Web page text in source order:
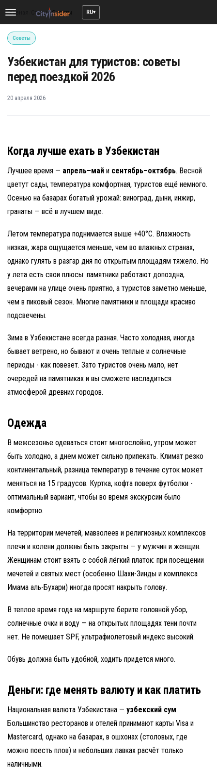
Toggle
RU
Главная Статьи/Советы
Советы
Узбекистан для туристов: советы
перед поездкой 2026
20 апреля 2026
Когда лучше ехать в Узбекистан
Лучшее время — апрель–май и сентябрь–октябрь. Весной
цветут сады, температура комфортная, туристов ещё немного.
Осенью на базарах богатый урожай: виноград, дыни, инжир,
гранаты — всё в лучшем виде.
Летом температура поднимается выше +40°C. Влажность
низкая, жара ощущается меньше, чем во влажных странах,
однако гулять в разгар дня по открытым площадям тяжело. Но
у лета есть свои плюсы: памятники работают допоздна,
вечерами на улице очень приятно, а туристов заметно меньше,
чем в пиковый сезон. Многие памятники и площади красиво
подсвечены.
Зима в Узбекистане всегда разная. Часто холодная, иногда
бывает ветрено, но бывают и очень теплые и солнечные
периоды - как повезет. Зато туристов очень мало, нет
очередей на памятниках и вы сможете насладиться
атмосферой древних городов.
Одежда
В межсезонье одеваться стоит многослойно, утром может
быть холодно, а днем может сильно припекать. Климат резко
континентальный, разница температур в течение суток может
меняться на 15 градусов. Куртка, кофта поверх футболки -
оптимальный вариант, чтобы во время экскурсии было
комфортно.
На территории мечетей, мавзолеев и религиозных комплексов
плечи и колени должны быть закрыты — у мужчин и женщин.
Женщинам стоит взять с собой лёгкий платок: при посещении
мечетей и святых мест (особенно Шахи-Зинды и комплекса
Имама аль-Бухари) иногда просят накрыть голову.
В теплое время года на маршруте берите головной убор,
солнечные очки и воду — на открытых площадях тени почти
нет. Не помешает SPF, ультрафиолетовый индекс высокий.
Обувь должна быть удобной, ходить придется много.
Деньги: где менять валюту и как платить
Национальная валюта Узбекистана — узбекский сум.
Большинство ресторанов и отелей принимают карты Visa и
Mastercard, однако на базарах, в ошхонах (столовых, где
можно поесть плов) и небольших лавках расчёт только
наличными.